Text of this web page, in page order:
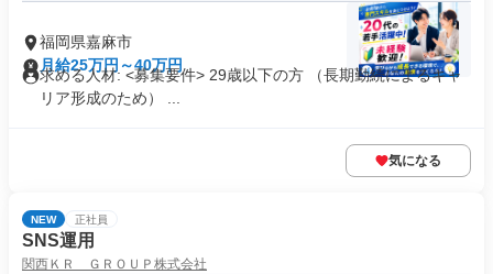
福岡県嘉麻市
月給25万円～40万円
求める人材: <募集要件> 29歳以下の方 （長期勤続によるキャ
リア形成のため） ...
気になる
NEW 正社員
SNS運用
関西ＫＲ ＧＲＯＵＰ株式会社